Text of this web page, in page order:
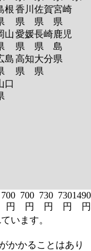
根
山
島
口
香川
県
愛媛
県
高知
県
佐賀
県
長崎
県
大分
県
宮崎
県
鹿児
島
県
700
円
700
円
730
円
730
円
1490
円
います。
かかることはあり